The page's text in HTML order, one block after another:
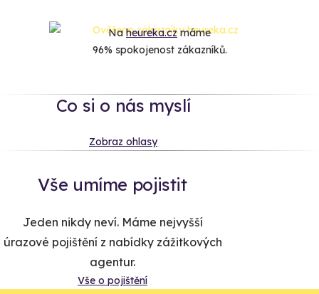
Naheureka.czmáme
96% spokojenost zákazníků.
Co si o nás myslí
Zobraz ohlasy
Vše umíme pojistit
Jeden nikdy neví. Máme nejvyšší
úrazové pojištění z nabídky zážitkových
agentur.
Vše o pojištění